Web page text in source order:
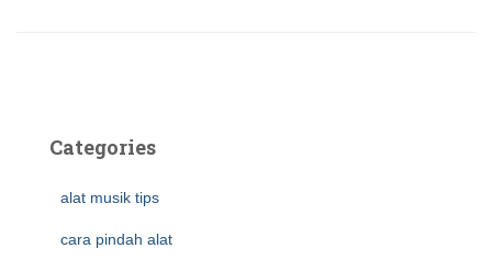
Categories
alat musik tips
cara pindah alat